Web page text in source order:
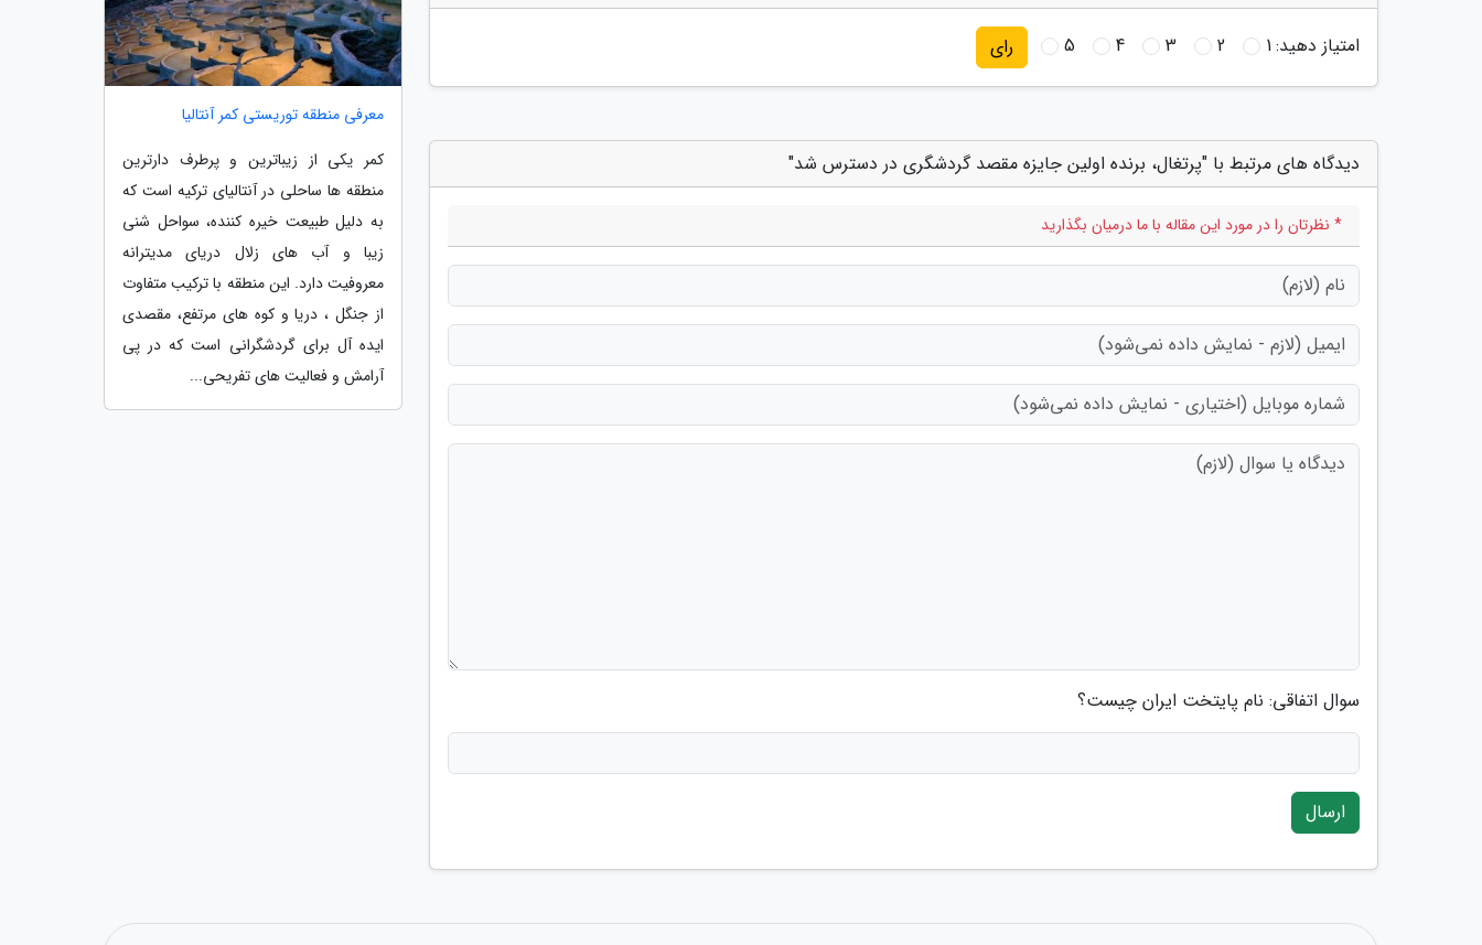
امتیاز دهید:1
2
3
4
5 رای
دیدگاه های مرتبط با "پرتغال، برنده اولین جایزه مقصد گردشگری در دسترس شد"
* نظرتان را در مورد این مقاله با ما درمیان بگذارید
سوال اتفاقی: نام پایتخت ایران چیست؟
ارسال
معرفی منطقه توریستی کمر آنتالیا
کمر یکی از زیباترین و پرطرف دارترین
منطقه ها ساحلی در آنتالیای ترکیه است که
به دلیل طبیعت خیره کننده، سواحل شنی
زیبا و آب های زلال دریای مدیترانه
معروفیت دارد. این منطقه با ترکیب متفاوت
از جنگل ، دریا و کوه های مرتفع، مقصدی
ایده آل برای گردشگرانی است که در پی
آرامش و فعالیت های تفریحی...